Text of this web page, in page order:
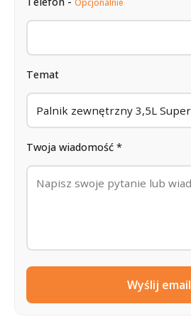
Temat
Twoja wiadomość *
Wyślij email